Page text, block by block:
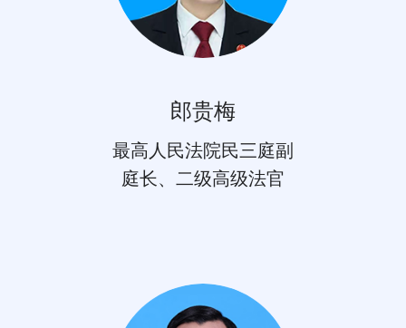
郎贵梅
最高人民法院民三庭副
庭长、二级高级法官